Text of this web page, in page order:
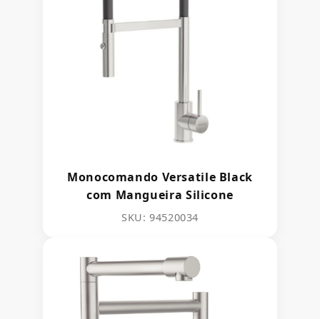
Monocomando Versatile Black
com Mangueira Silicone
SKU: 94520034